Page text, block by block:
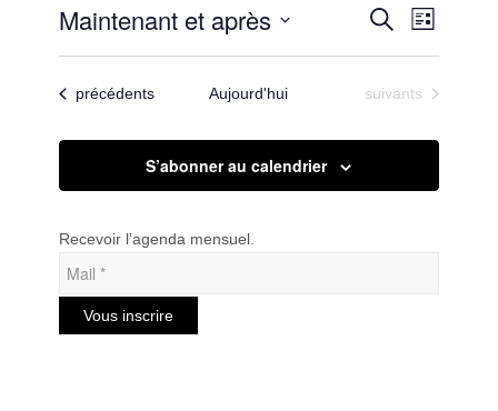
et
vues
Recherche
vues
Liste
Maintenant et après
date.Évènements
précédents Aujourd'hui Évènements
suivants
S’abonner au calendrier
Recevoir l’agenda mensuel.